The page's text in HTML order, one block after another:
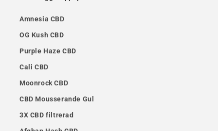
Amnesia CBD
OG Kush CBD
Purple Haze CBD
Cali CBD
Moonrock CBD
CBD Mousserande Gul
3X CBD filtrerad